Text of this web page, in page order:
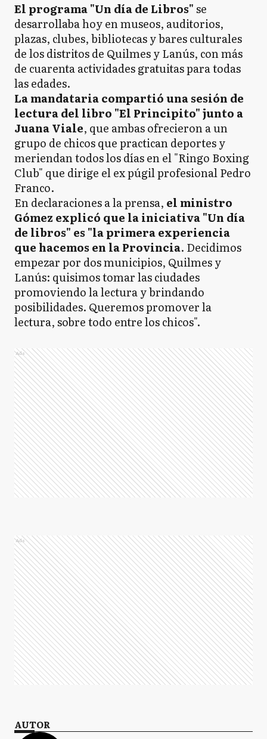
El programa "Un día de Libros"se
desarrollaba hoy en museos, auditorios,
plazas, clubes, bibliotecas y bares culturales
de los distritos de Quilmes y Lanús, con más
de cuarenta actividades gratuitas para todas
las edades.
La mandataria compartió una sesión de
lectura del libro "El Principito" junto a
Juana Viale, que ambas ofrecieron a un
grupo de chicos que practican deportes y
meriendan todos los días en el "Ringo Boxing
Club" que dirige el ex púgil profesional Pedro
Franco.
En declaraciones a la prensa, el ministro
Gómez explicó que la iniciativa "Un día
de libros" es "la primera experiencia
que hacemos en la Provincia. Decidimos
empezar por dos municipios, Quilmes y
Lanús: quisimos tomar las ciudades
promoviendo la lectura y brindando
posibilidades. Queremos promover la
lectura, sobre todo entre los chicos".
Ads
Ads
AUTOR